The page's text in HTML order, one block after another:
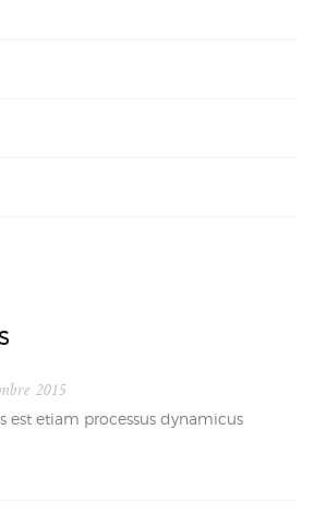
2015
est etiam processus dynamicus